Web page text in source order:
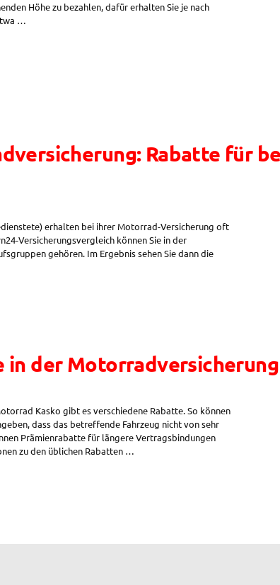
Höhe zu bezahlen, dafür erhalten Sie je nach
…
Rabatte für
erhalten bei ihrer Motorrad-Versicherung oft
Versicherungsvergleich können Sie in der
gehören. Im Ergebnis sehen Sie dann die
in der Motorradversicherung
Kasko gibt es verschiedene Rabatte. So können
dass das betreffende Fahrzeug nicht von sehr
Prämienrabatte für längere Vertragsbindungen
zu den üblichen Rabatten …